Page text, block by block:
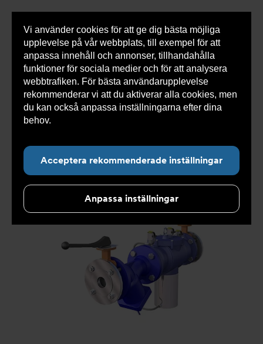
Vi använder cookies för att ge dig bästa möjliga
upplevelse på vår webbplats, till exempel för att
anpassa innehåll och annonser, tillhandahålla
funktioner för sociala medier och för att analysera
webbtrafiken. För bästa användarupplevelse
rekommenderar vi att du aktiverar alla cookies, men
du kan också anpassa inställningarna efter dina
behov.
Acceptera rekommenderade inställningar
Anpassa inställningar
0 varorSnabborder
Du
här:
Armatec > Produkter > Återströmning
>
Återströmningsskydd
> Vätskekategori 4
>
Skyddsmodul 1167-M